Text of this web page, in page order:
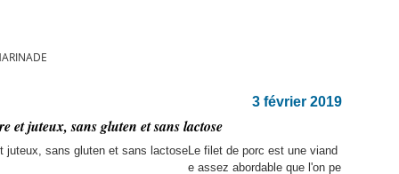
3 février 2019
et juteux, sans gluten et sans lactose
Le filet de porc est une viand
e assez abordable que l'on pe